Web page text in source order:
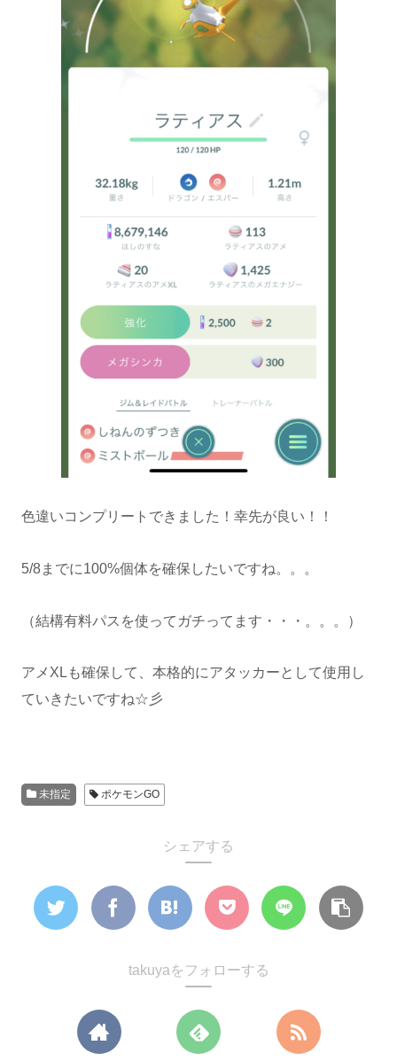
色違いコンプリートできました！幸先が良い！！
5/8までに100%個体を確保したいですね。。。
（結構有料パスを使ってガチってます・・・。。。）
アメXLも確保して、本格的にアタッカーとして使用し
ていきたいですね☆彡
未指定 ポケモンGO
シェアする
takuyaをフォローする